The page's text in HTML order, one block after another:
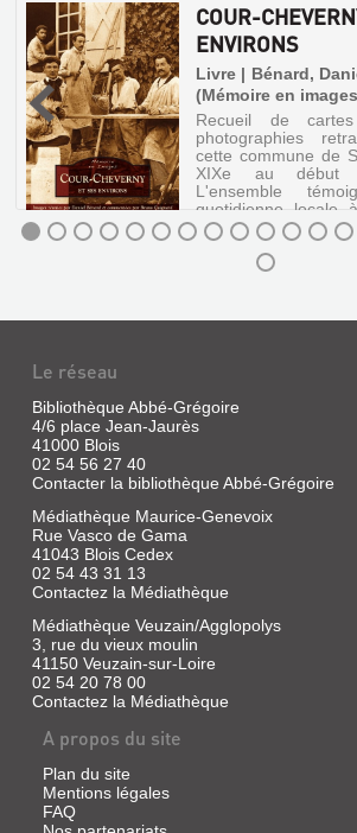
Sans
exemplaire
|
Boussard,
Jean
|
Vallée
de
la
Cisse,
2008
Cisse)
UNE
NOUVELLE
PIERRE
AU
CHÂTEAU
Sans
exemplaire
MES
SOUVENIRS
DES
Sans
|
Bouffault,
Colette
|
Groupe
d'études
locales
d'Onzain
et
ses
environs,
2015
(Bulletin
du
Groupe
d'études
locales
d'Onzain
et
ses
COUR-
ENVIRONS
Livre | Bénard,
(Mémoire en
Recueil de
photographies
cette commune de
XIXe au début
L'ensemble
quotidienne locale
ses festivités, ses
SES
ENVIRONS
Livre
|
Bénard,
Daniel
A.
Sutton,
2011
(Mémoire
images)
Recueil
de
cartes
postales
de
retraçant
l'histoire
de
Le réseau
Bibliothèque Abbé-Grégoire
4/6 place Jean-Jaurès
41000 Blois
02 54 56 27 40
Contacter la bibliothèque Abbé-Grégoire
Médiathèque Maurice-Genevoix
Rue Vasco de Gama
41043 Blois Cedex
02 54 43 31 13
Contactez la Médiathèque
Médiathèque Veuzain/Agglopolys
3, rue du vieux moulin
41150 Veuzain-sur-Loire
02 54 20 78 00
Contactez la Médiathèque
A propos du site
Plan du site
Mentions légales
FAQ